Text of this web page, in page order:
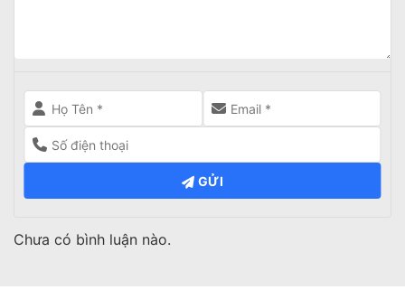
GỬI
Chưa có bình luận nào.